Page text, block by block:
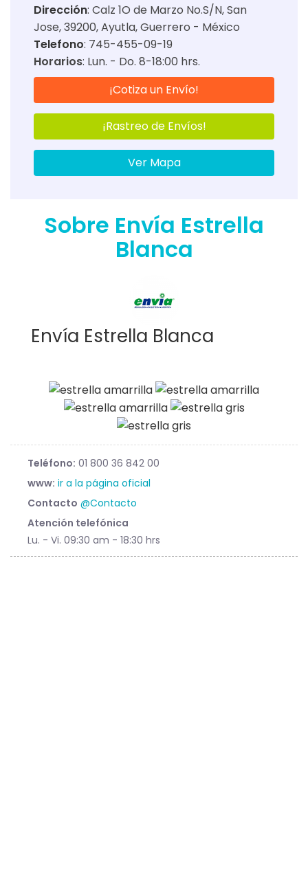
Dirección: Calz 1O de Marzo No.S/N, San
Jose, 39200, Ayutla, Guerrero - México
Telefono: 745-455-09-19
Horarios: Lun. - Do. 8-18:00 hrs.
¡Cotiza un Envío!
¡Rastreo de Envíos!
Ver Mapa
Sobre Envía Estrella
Blanca
Envía Estrella Blanca
Teléfono: 01 800 36 842 00
www: ir a la página oficial
Contacto @Contacto
Atención telefónica
Lu. - Vi. 09:30 am - 18:30 hrs